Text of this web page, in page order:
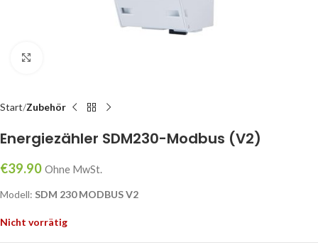
Start Zubehör
Energiezähler SDM230-Modbus (V2)
€39.90 Ohne MwSt.
Modell: SDM 230 MODBUS V2
Nicht vorrätig